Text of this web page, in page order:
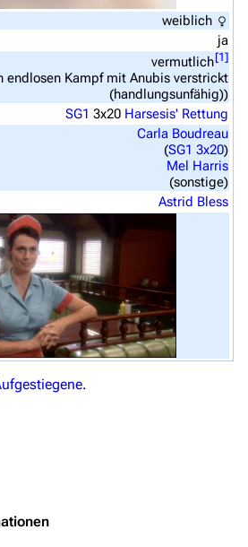
Universum
weiblich
ja
vermutlich[1]
endlosen Kampf mit Anubis verstrickt
(handlungsunfähig))
SG1 3x20 Harsesis' Rettung
Carla Boudreau
(SG1 3x20)
Mel Harris
(sonstige)
Astrid Bless
.